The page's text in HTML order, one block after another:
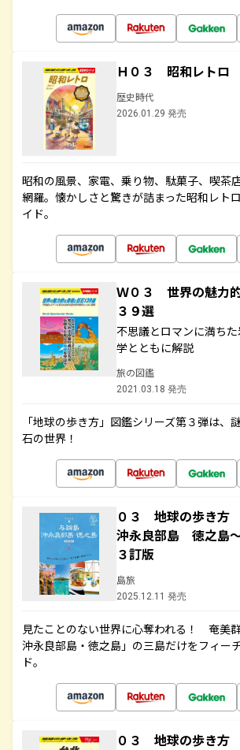
Ｈ０３ 昭和レトロ
歴史時代
2026.01.29 発売
昭和の風景、家電、乗り物、駄菓子、喫茶
網羅。懐かしさと驚きが詰まった昭和レト
イド。
Ｗ０３ 世界の魅力
３９選
不思議とロマンに満ち
学とともに解説
旅の図鑑
2021.03.18 発売
「地球の歩き方」図鑑シリーズ第３弾は、
石の世界！
０３ 地球の歩き
沖永良部島 徳之島
３訂版
島旅
2025.12.11 発売
見たことのない世界に心奪われる！ 奄美
沖永良部島・徳之島」の三島だけをフィー
ド。
０３ 地球の歩き